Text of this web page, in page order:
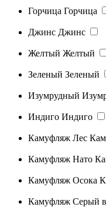
Горчица Горчица
Джинс Джинс
Желтый Желтый
Зеленый Зеленый
Изумрудный
Индиго Индиго
Камуфляж Лес
Камуфляж Нато
Камуфляж Осока
Камуфляж Серый